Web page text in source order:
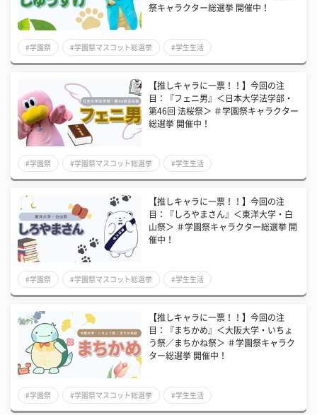
祭キャラクター総選挙 開催中！
#学園祭 #学園祭マスコット総選挙 #学生生活
【推しキャラに一票！！】今回の注
目：『フェニ男』＜日本大学法学部・
第46回 法桜祭＞ ＃学園祭キャラクター
総選挙 開催中！
#学園祭 #学園祭マスコット総選挙 #学生生活
【推しキャラに一票！！】今回の注
目：『しろやまさん』＜東洋大学・白
山祭＞ ＃学園祭キャラクター総選挙 開
催中！
#学園祭 #学園祭マスコット総選挙 #学生生活
【推しキャラに一票！！】今回の注
目：『まちかめ』＜大阪大学・いちょ
う祭／まちかね祭＞ ＃学園祭キャラク
ター総選挙 開催中！
#学園祭 #学園祭マスコット総選挙 #学生生活